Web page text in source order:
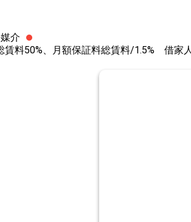
介
賃料50%、月額保証料総賃料/1.5% 借